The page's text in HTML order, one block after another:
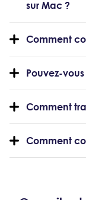
sur Mac ?
Comment
Pouvez-
Comment
Comment